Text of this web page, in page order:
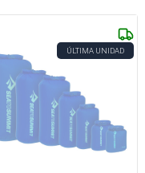
ÚLTIMA UNIDAD